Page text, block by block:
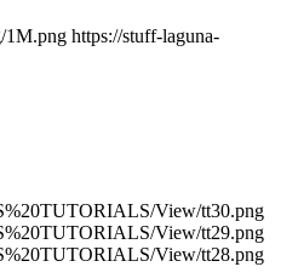
https://stuff-laguna-
View/tt30.png
View/tt29.png
View/tt28.png